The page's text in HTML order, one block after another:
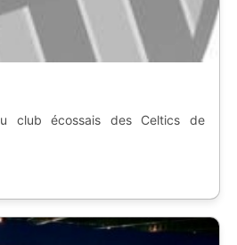
club écossais des Celtics de